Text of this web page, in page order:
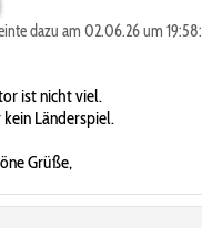
dazu am 02.06.26 um 19:58:
ist nicht viel.
Länderspiel.
Grüße,